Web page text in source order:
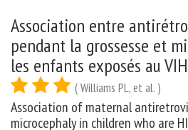
Association entre
pendant la grossesse et
les enfants exposés au
( Williams PL, et al. )
Association of maternal
microcephaly in children who are